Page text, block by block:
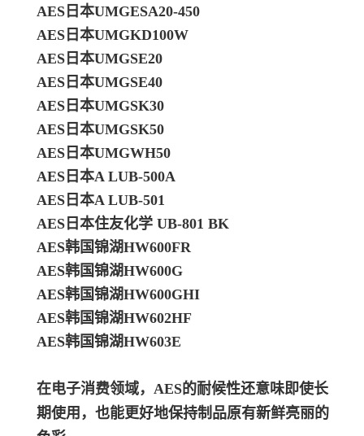
AES日本UMGESA20-450
AES日本UMGKD100W
AES日本UMGSE20
AES日本UMGSE40
AES日本UMGSK30
AES日本UMGSK50
AES日本UMGWH50
AES日本A LUB-500A
AES日本A LUB-501
AES日本住友化学 UB-801 BK
AES韩国锦湖HW600FR
AES韩国锦湖HW600G
AES韩国锦湖HW600GHI
AES韩国锦湖HW602HF
AES韩国锦湖HW603E
在电子消费领域，AES的耐候性还意味即使长
期使用，也能更好地保持制品原有新鲜亮丽的